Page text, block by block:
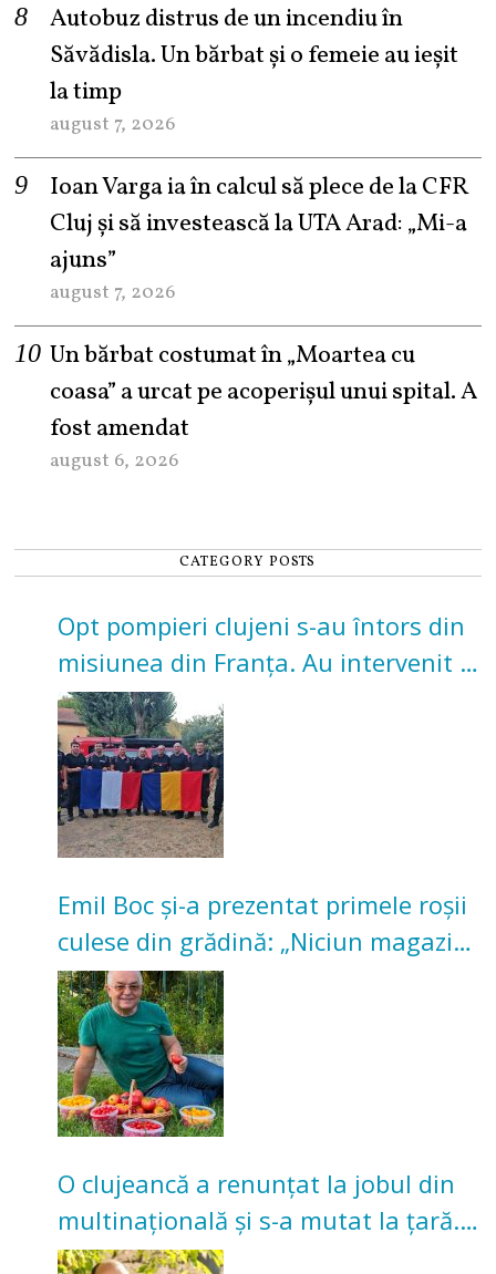
Autobuz distrus de un incendiu în
Săvădisla. Un bărbat și o femeie au ieșit
la timp
august 7, 2026
Ioan Varga ia în calcul să plece de la CFR
Cluj și să investească la UTA Arad: „Mi-a
ajuns”
august 7, 2026
Un bărbat costumat în „Moartea cu
coasa” a urcat pe acoperișul unui spital. A
fost amendat
august 6, 2026
CATEGORY POSTS
Opt pompieri clujeni s-au întors din
misiunea din Franța. Au intervenit la
incendii de vegetație și pădure
Emil Boc și-a prezentat primele roșii
culese din grădină: „Niciun magazin
nu poate oferi această satisfacție”
O clujeancă a renunțat la jobul din
multinațională și s-a mutat la țară.
Acum cultivă legume în grădina